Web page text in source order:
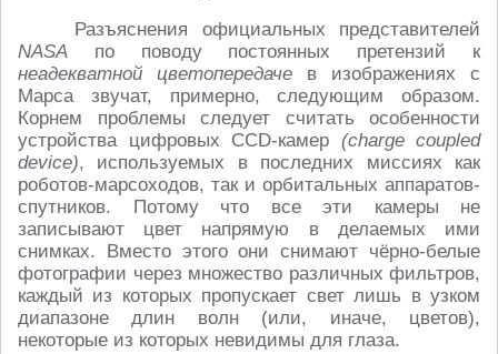
Разъяснения официальных представителей
NASA по поводу постоянных претензий к
неадекватной цветопередаче в изображениях с
Марса звучат, примерно, следующим образом.
Корнем проблемы следует считать особенности
устройства цифровых CCD-камер (charge coupled
device), используемых в последних миссиях как
роботов-марсоходов, так и орбитальных аппаратов-
спутников. Потому что все эти камеры не
записывают цвет напрямую в делаемых ими
снимках. Вместо этого они снимают чёрно-белые
фотографии через множество различных фильтров,
каждый из которых пропускает свет лишь в узком
диапазоне длин волн (или, иначе, цветов),
некоторые из которых невидимы для глаза.